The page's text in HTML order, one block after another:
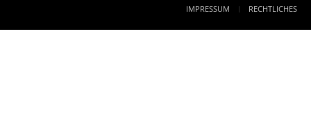
IMPRESSUM
RECHTLICHES